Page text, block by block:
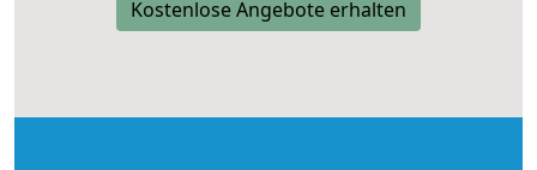
Kostenlose Angebote erhalten